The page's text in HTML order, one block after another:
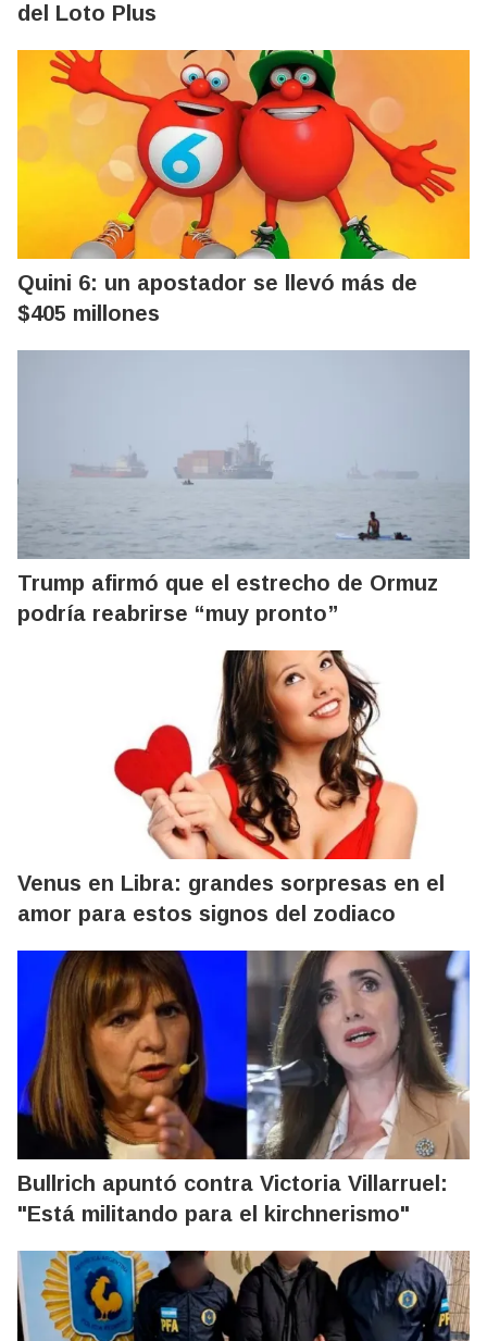
del Loto Plus
Quini 6: un apostador se llevó más de
$405 millones
Trump afirmó que el estrecho de Ormuz
podría reabrirse “muy pronto”
Venus en Libra: grandes sorpresas en el
amor para estos signos del zodiaco
Bullrich apuntó contra Victoria Villarruel:
"Está militando para el kirchnerismo"